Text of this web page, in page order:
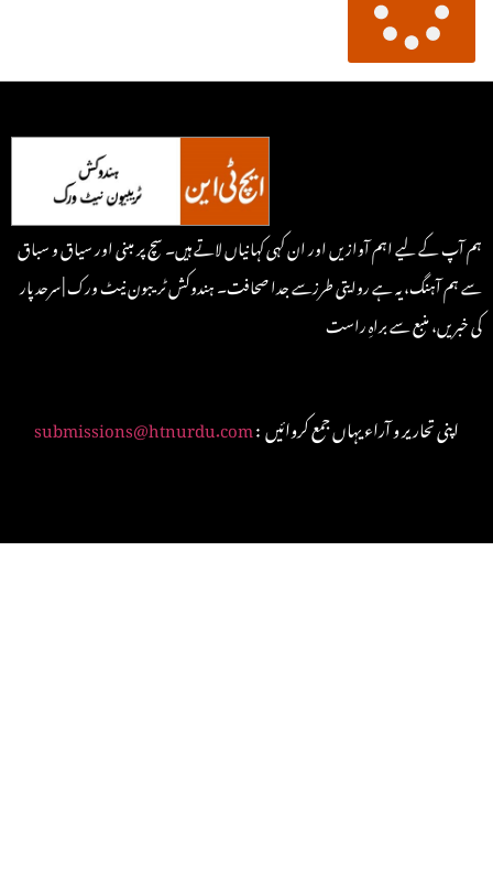
ہم آپ کے لیے اہم آوازیں اور ان کہی کہانیاں لاتے ہیں۔ سچ پر مبنی اور سیاق و سباق
سے ہم آہنگ، یہ ہے روایتی طرزسے جدا صحافت۔ ہندوکش ٹریبون نیٹ ورک | سرحد پار
کی خبریں، منبع سے براہِ راست
submissions@htnurdu.com : اپنی تحاریر و آراء یہاں جمع کروائیں